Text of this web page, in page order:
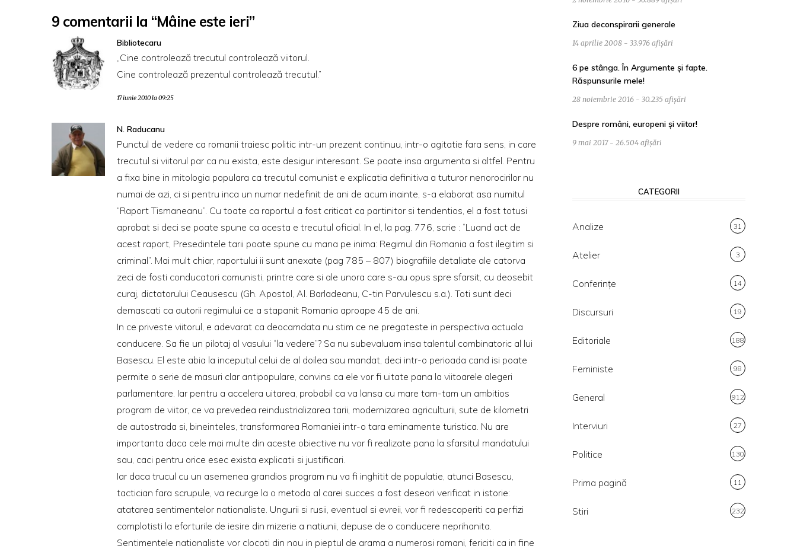
9 comentarii la “Mâine este ieri”
Bibliotecaru
„Cine controlează trecutul controlează viitorul.
Cine controlează prezentul controlează trecutul.”
17 iunie 2010 la 09:25
N. Raducanu
Punctul de vedere ca romanii traiesc politic intr-un prezent continuu, intr-o agitatie fara sens, in care
trecutul si viitorul par ca nu exista, este desigur interesant. Se poate insa argumenta si altfel. Pentru
a fixa bine in mitologia populara ca trecutul comunist e explicatia definitiva a tuturor nenorocirilor nu
numai de azi, ci si pentru inca un numar nedefinit de ani de acum inainte, s-a elaborat asa numitul
“Raport Tismaneanu”. Cu toate ca raportul a fost criticat ca partinitor si tendentios, el a fost totusi
aprobat si deci se poate spune ca acesta e trecutul oficial. In el, la pag. 776, scrie : “Luand act de
acest raport, Presedintele tarii poate spune cu mana pe inima: Regimul din Romania a fost ilegitim si
criminal”. Mai mult chiar, raportului ii sunt anexate (pag 785 – 807) biografiile detaliate ale catorva
zeci de fosti conducatori comunisti, printre care si ale unora care s-au opus spre sfarsit, cu deosebit
curaj, dictatorului Ceausescu (Gh. Apostol, Al. Barladeanu, C-tin Parvulescu s.a.). Toti sunt deci
demascati ca autorii regimului ce a stapanit Romania aproape 45 de ani.
In ce priveste viitorul, e adevarat ca deocamdata nu stim ce ne pregateste in perspectiva actuala
conducere. Sa fie un pilotaj al vasului “la vedere”? Sa nu subevaluam insa talentul combinatoric al lui
Basescu. El este abia la inceputul celui de al doilea sau mandat, deci intr-o perioada cand isi poate
permite o serie de masuri clar antipopulare, convins ca ele vor fi uitate pana la viitoarele alegeri
parlamentare. Iar pentru a accelera uitarea, probabil ca va lansa cu mare tam-tam un ambitios
program de viitor, ce va prevedea reindustrializarea tarii, modernizarea agriculturii, sute de kilometri
de autostrada si, bineinteles, transformarea Romaniei intr-o tara eminamente turistica. Nu are
importanta daca cele mai multe din aceste obiective nu vor fi realizate pana la sfarsitul mandatului
sau, caci pentru orice esec exista explicatii si justificari.
Iar daca trucul cu un asemenea grandios program nu va fi inghitit de populatie, atunci Basescu,
tactician fara scrupule, va recurge la o metoda al carei succes a fost deseori verificat in istorie:
atatarea sentimentelor nationaliste. Ungurii si rusii, eventual si evreii, vor fi redescoperiti ca perfizi
complotisti la eforturile de iesire din mizerie a natiunii, depuse de o conducere neprihanita.
Sentimentele nationaliste vor clocoti din nou in pieptul de arama a numerosi romani, fericiti ca in fine
Ziua deconspirarii generale
14 aprilie 2008 - 33.976 afișări
6 pe stânga. În Argumente și fapte.
Răspunsurile mele!
28 noiembrie 2016 - 30.235 afișări
Despre români, europeni și viitor!
9 mai 2017 - 26.504 afișări
CATEGORII
Analize 31
Atelier 3
Conferințe 14
Discursuri 19
Editoriale 188
Feministe 98
General 912
Interviuri 27
Politice 130
Prima pagină 11
Stiri 232